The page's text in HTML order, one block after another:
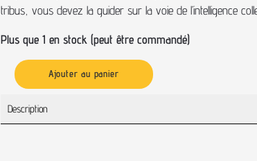
tribus, vous devez la guider sur la voie de l’intelligence
Plus que 1 en stock (peut être commandé)
Ajouter au panier
Description